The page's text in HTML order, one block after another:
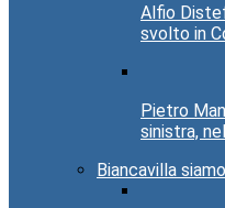
Alfio
svolto in
Pietro
sinistra,
Biancavilla